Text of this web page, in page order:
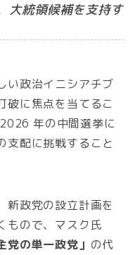
大統領候補を支持す
い政治イニシアチブ
破に焦点を当てるこ
年の中間選挙に
支配に挑戦すること
新政党の設立計画を
もので、マスク氏
党の単一政党」 の代